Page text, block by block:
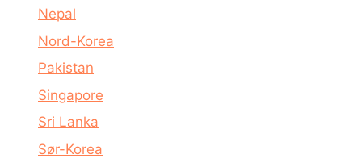
Nepal
Nord-Korea
Pakistan
Singapore
Sri Lanka
Sør-Korea